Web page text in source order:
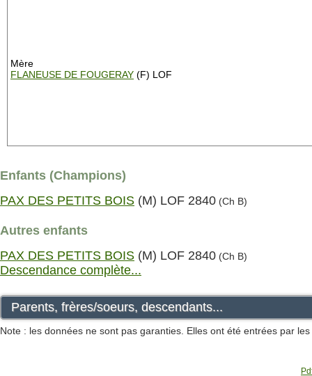
Mère
FLANEUSE DE FOUGERAY (F) LOF
Enfants (Champions)
PAX DES PETITS BOIS (M) LOF 2840 (Ch B)
Autres enfants
PAX DES PETITS BOIS (M) LOF 2840 (Ch B)
Descendance complète...
Parents, frères/soeurs, descendants...
Note : les données ne sont pas garanties. Elles ont été entrées par